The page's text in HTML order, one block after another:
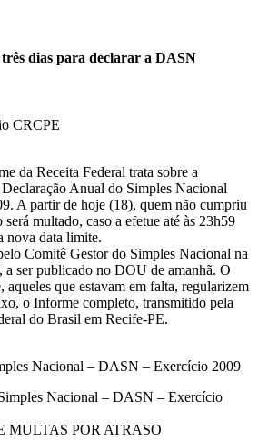
dias para declarar a DASN
CRCPE
da Receita Federal trata sobre a
Anual do Simples Nacional
A partir de hoje (18), quem não cumpriu
multado, caso a efetue até às 23h59
nova data limite.
Comitê Gestor do Simples Nacional na
a ser publicado no DOU de amanhã. O
aqueles que estavam em falta, regularizem
o Informe completo, transmitido pela
do Brasil em Recife-PE.
Nacional – DASN – Exercício 2009
Nacional – DASN – Exercício
POR ATRASO